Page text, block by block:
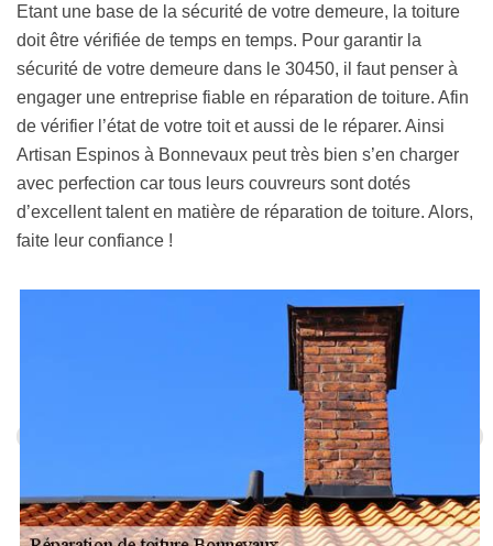
Etant une base de la sécurité de votre demeure, la toiture
doit être vérifiée de temps en temps. Pour garantir la
sécurité de votre demeure dans le 30450, il faut penser à
engager une entreprise fiable en réparation de toiture. Afin
de vérifier l’état de votre toit et aussi de le réparer. Ainsi
Artisan Espinos à Bonnevaux peut très bien s’en charger
avec perfection car tous leurs couvreurs sont dotés
d’excellent talent en matière de réparation de toiture. Alors,
faite leur confiance !